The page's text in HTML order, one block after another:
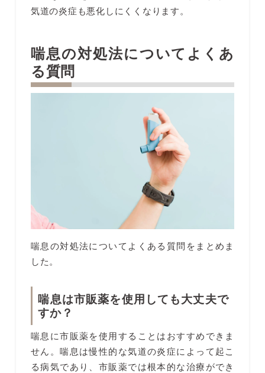
気道の炎症も悪化しにくくなります。
喘息の対処法についてよくあ
る質問
喘息の対処法についてよくある質問をまとめま
した。
喘息は市販薬を使用しても大丈夫で
すか？
喘息に市販薬を使用することはおすすめできま
せん。喘息は慢性的な気道の炎症によって起こ
る病気であり、市販薬では根本的な治療ができ